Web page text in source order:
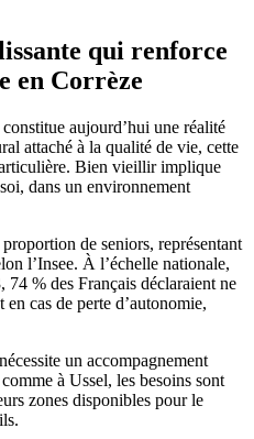
qui renforce
en Corrèze
aujourd’hui une réalité
attaché à la qualité de vie, cette
Bien vieillir implique
dans un environnement
de seniors, représentant
l’Insee. À l’échelle nationale,
% des Français déclaraient ne
cas de perte d’autonomie,
un accompagnement
à Ussel, les besoins sont
zones disponibles pour le